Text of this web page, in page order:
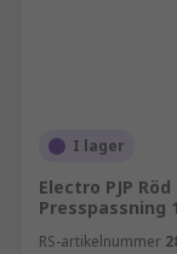
I lager
Electro PJP
Presspassning
RS-artikelnummer